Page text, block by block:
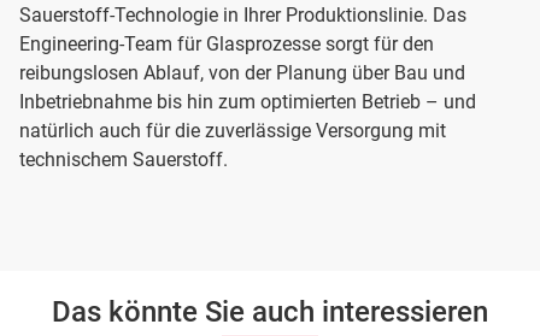
Sauerstoff-Technologie in Ihrer Produktionslinie. Das
Engineering-Team für Glasprozesse sorgt für den
reibungslosen Ablauf, von der Planung über Bau und
Inbetriebnahme bis hin zum optimierten Betrieb – und
natürlich auch für die zuverlässige Versorgung mit
technischem Sauerstoff.
Das könnte Sie auch interessieren